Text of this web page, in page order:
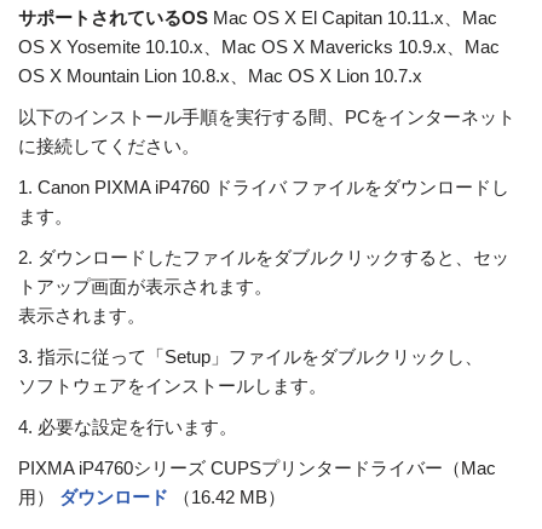
サポートされているOS Mac OS X El Capitan 10.11.x、Mac
OS X Yosemite 10.10.x、Mac OS X Mavericks 10.9.x、Mac
OS X Mountain Lion 10.8.x、Mac OS X Lion 10.7.x
以下のインストール手順を実行する間、PCをインターネット
に接続してください。
1. Canon PIXMA iP4760 ドライバ ファイルをダウンロードし
ます。
2. ダウンロードしたファイルをダブルクリックすると、セッ
トアップ画面が表示されます。
表示されます。
3. 指示に従って「Setup」ファイルをダブルクリックし、
ソフトウェアをインストールします。
4. 必要な設定を行います。
PIXMA iP4760シリーズ CUPSプリンタードライバー（Mac
用） ダウンロード （16.42 MB）